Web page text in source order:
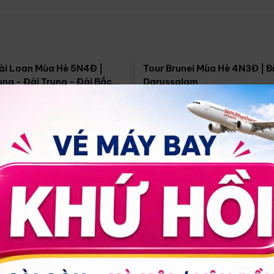
Loan Mùa Hè 5N4Đ |
- Đài Trung - Đài Bắc
18/09
Tour Brunei Mùa Hè 4N3Đ |
Darussalam
Hồ Chí Minh 4N3Đ
30/08 17/09 24/09
14.499.000đ Xem chi